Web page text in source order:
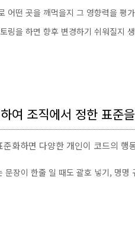
어떤 곳을 깨먹을지 그 영향력을 평가
링을 하면 향후 변경하기 쉬워질지
여 조직에서 정한 표준
화하면 다양한 개인이 코드의 행
문장이 한줄 일 때도 괄호 넣기, 명명